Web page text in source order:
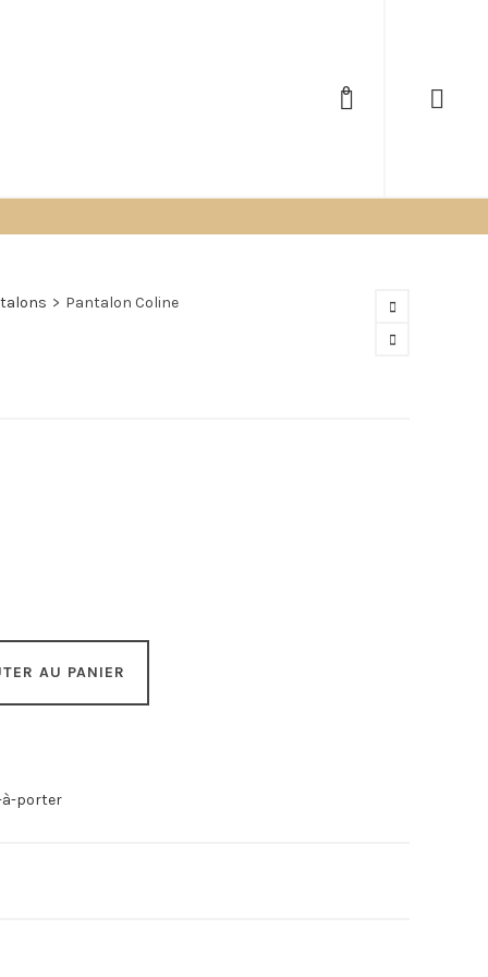
0
> Pantalon Coline
AU PANIER
porter